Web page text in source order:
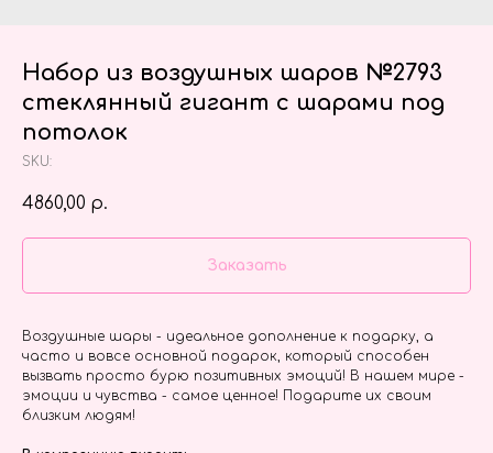
Набор из воздушных шаров №2793
стеклянный гигант с шарами под
потолок
SKU:
4860,00 р.
Заказать
Воздушные шары - идеальное дополнение к подарку, а
часто и вовсе основной подарок, который способен
вызвать просто бурю позитивных эмоций! В нашем мире -
эмоции и чувства - самое ценное! Подарите их своим
близким людям!